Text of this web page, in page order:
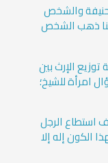
والشخص
ذهب الشخص
الإرث بين
امرأة للشيخ؛
استطاع الرجل
الكون إله إلا